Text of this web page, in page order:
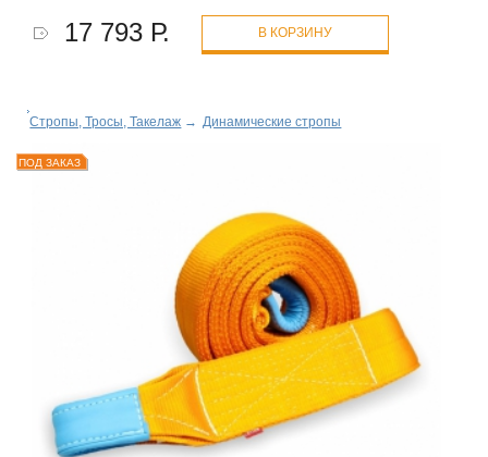
17 793 Р. В КОРЗИНУ
Стропы, Тросы, Такелаж → Динамические стропы
ПОД ЗАКАЗ